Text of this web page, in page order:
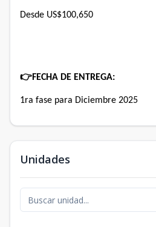
Desde US$100,650
👉FECHA DE ENTREGA:
1ra fase para Diciembre 2025
Unidades